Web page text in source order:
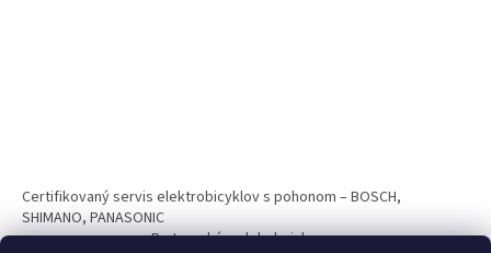
Certifikovaný servis elektrobicyklov s pohonom – BOSCH,
SHIMANO, PANASONIC
Partnerský web hokejshop.eu